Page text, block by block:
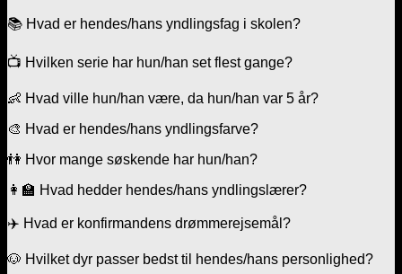
📚 Hvad er hendes/hans yndlingsfag i skolen?
📺 Hvilken serie har hun/han set flest gange?
👶 Hvad ville hun/han være, da hun/han var 5 år?
🎨 Hvad er hendes/hans yndlingsfarve?
👫 Hvor mange søskende har hun/han?
👩‍🏫 Hvad hedder hendes/hans yndlingslærer?
✈️ Hvad er konfirmandens drømmerejsemål?
🐶 Hvilket dyr passer bedst til hendes/hans personlighed?